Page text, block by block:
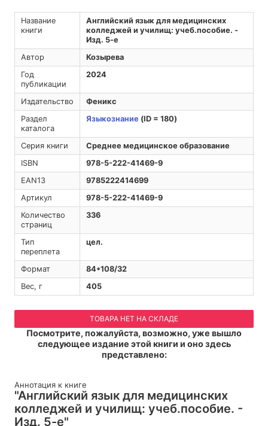
Название
книги
Английский язык для медицинских
колледжей и училищ: учеб.пособие. -
Изд. 5-е
Автор
Козырева
Год
публикации
2024
Издательство
Феникс
Раздел
каталога
Языкознание(ID = 180)
Серия книги
Среднее медицинское образование
ISBN
978-5-222-41469-9
EAN13
9785222414699
Артикул
978-5-222-41469-9
Количество
страниц
336
Тип
переплета
цел.
Формат
84*108/32
Вес, г
405
ТОВАРА НЕТ НА СКЛАДЕ
Посмотрите, пожалуйста, возможно, уже вышло
следующее издание этой книги и оно здесь
представлено:
Аннотация к книге
"Английский язык для медицинских
колледжей и училищ: учеб.пособие. -
Изд. 5-е"